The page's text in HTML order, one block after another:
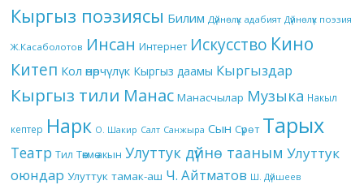
Кыргыз поэзиясы Билим Дүйнөлүк адабият Дүйнөлүк поэзия
Ж.Касаболотов Инсан Интернет Искусство Кино
Китеп Кол өнөрчүлүк Кыргыз даамы Кыргыздар
Кыргыз тили Манас Манасчылар Музыка Накыл
кептер Нарк О. Шакир Салт Санжыра Сын Сүрөт Тарых
Театр Тил Төкмө акын Улуттук дүйнө тааным Улуттук
оюндар Улуттук тамак-аш Ч. Айтматов Ш. Дүйшеев